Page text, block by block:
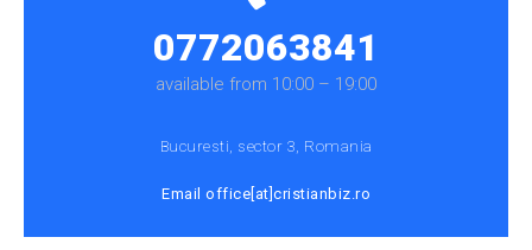
0772063841
available from 10:00 – 19:00
Bucuresti, sector 3, Romania
Email office[at]cristianbiz.ro